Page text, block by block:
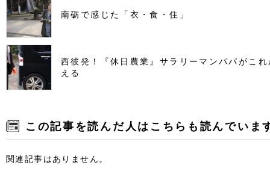
南砺で感じた「衣・食・住」
西彼発！『休日農業』サラリーマンパパがこ
える
この記事を読んだ人はこちらも読んでいま
関連記事はありません。